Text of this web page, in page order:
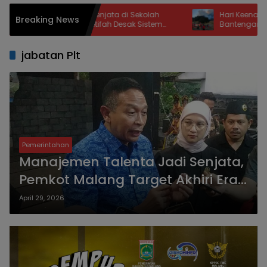
Breaking News
Diduga Senjata di Sekolah
Pinang, Hetifah Desak Sistem
Dievaluasi
Hari Keenam Karhutla
Bantengan-Cemoro
Tiga Helikopter BPBD
jabatan Plt
Pemerintahan
Manajemen Talenta Jadi Senjata,
Pemkot Malang Target Akhiri Era
Plt
April 29, 2026